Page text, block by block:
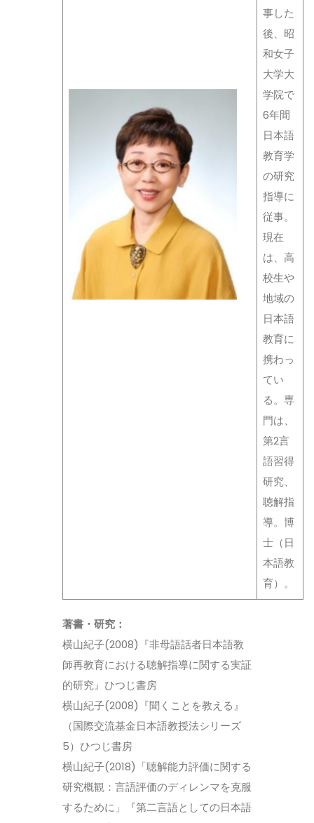
事した
後、昭
和女子
大学大
学院で
6年間
日本語
教育学
の研究
指導に
従事。
現在
は、高
校生や
地域の
日本語
教育に
携わっ
てい
る。専
門は、
第2言
語習得
研究、
聴解指
導。博
士（日
本語教
育）。
著書・研究：
横山紀子(2008)『非母語話者日本語教
師再教育における聴解指導に関する実証
的研究』ひつじ書房
横山紀子(2008)『聞くことを教える』
（国際交流基金日本語教授法シリーズ
5）ひつじ書房
横山紀子(2018)「聴解能力評価に関する
研究概観：言語評価のディレンマを克服
するために」『第二言語としての日本語